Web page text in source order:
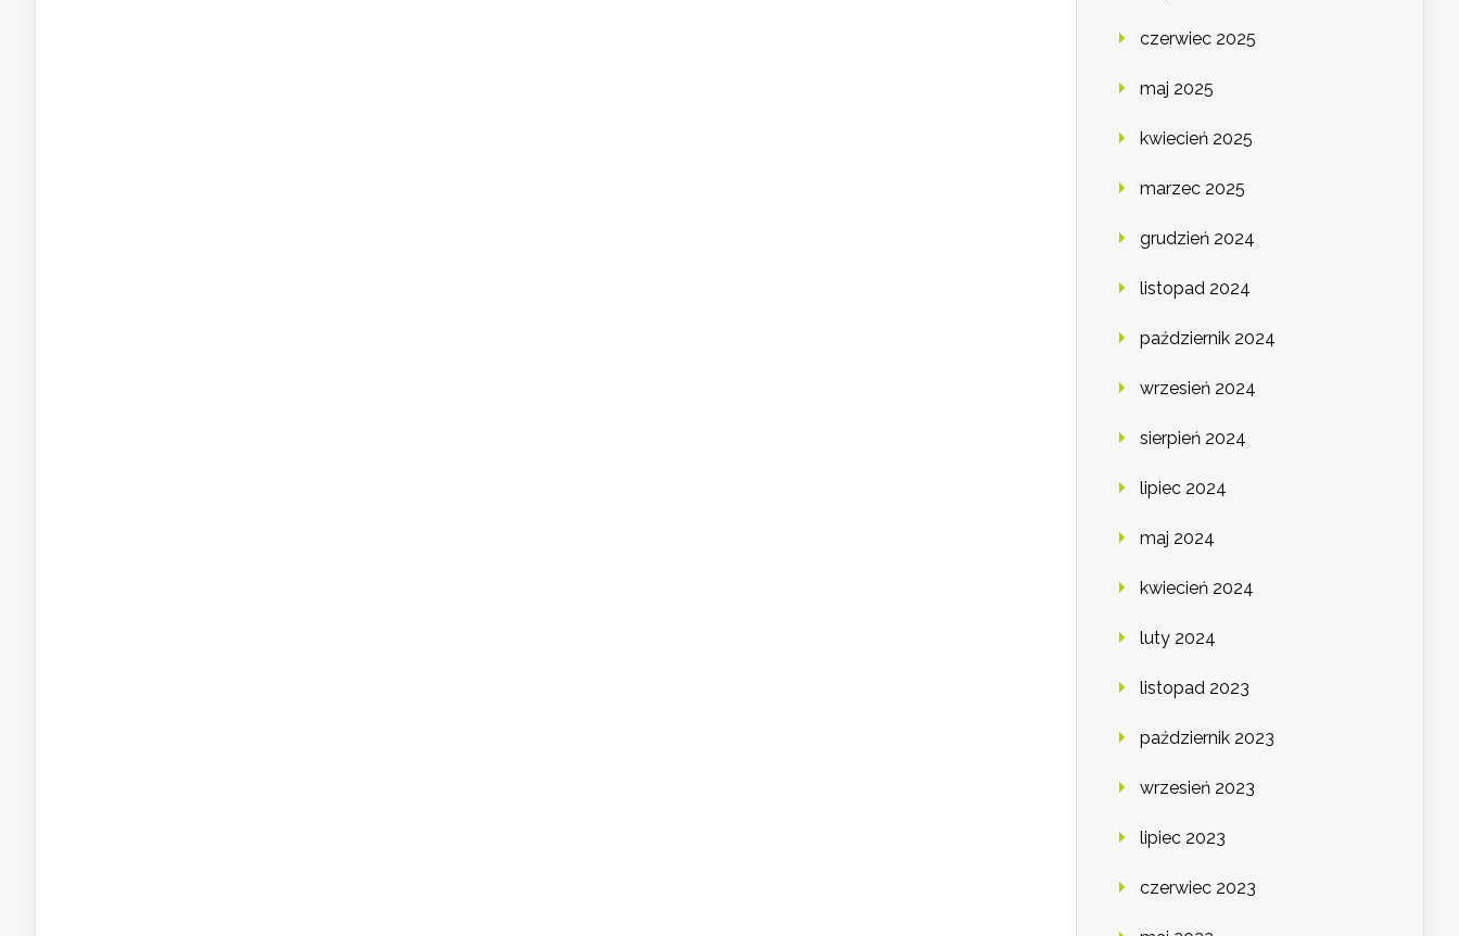
czerwiec 2025
maj 2025
kwiecień 2025
marzec 2025
grudzień 2024
listopad 2024
październik 2024
wrzesień 2024
sierpień 2024
lipiec 2024
maj 2024
kwiecień 2024
luty 2024
listopad 2023
październik 2023
wrzesień 2023
lipiec 2023
czerwiec 2023